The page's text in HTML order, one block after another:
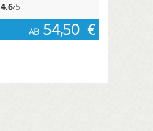
4.6/5
AB 54,50 €